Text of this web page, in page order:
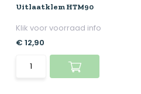
Uitlaatklem HTM90
Klik voor voorraad info
€ 12,90